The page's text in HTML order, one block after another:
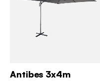
Antibes 3x4m